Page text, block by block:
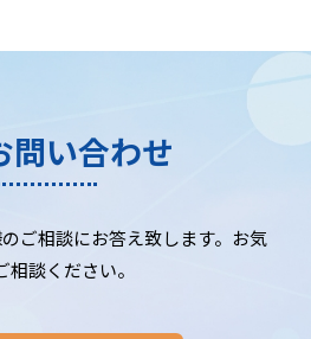
問い合わせ
ご相談にお答え致します。お気
相談ください。